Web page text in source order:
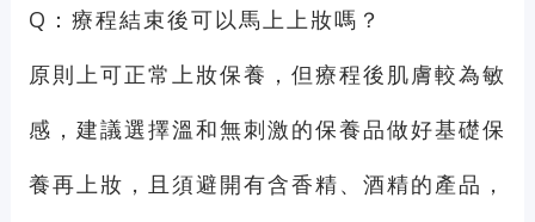
Q：療程結束後可以馬上上妝嗎？
原則上可正常上妝保養，但療程後肌膚較為敏
感，建議選擇溫和無刺激的保養品做好基礎保
養再上妝，且須避開有含香精、酒精的產品，